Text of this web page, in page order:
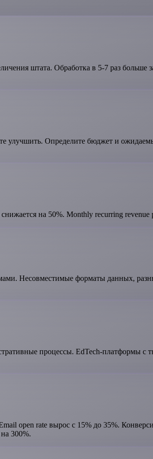
штата. Обработка в 5-7 раз
улучшить. Определите бюджет и
на 50%. Monthly recurring revenue
Несовместимые форматы данных,
процессы. EdTech-платформы
open rate вырос с 15% до 35%.
300%.